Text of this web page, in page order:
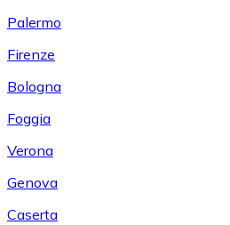
Palermo
Firenze
Bologna
Foggia
Verona
Genova
Caserta